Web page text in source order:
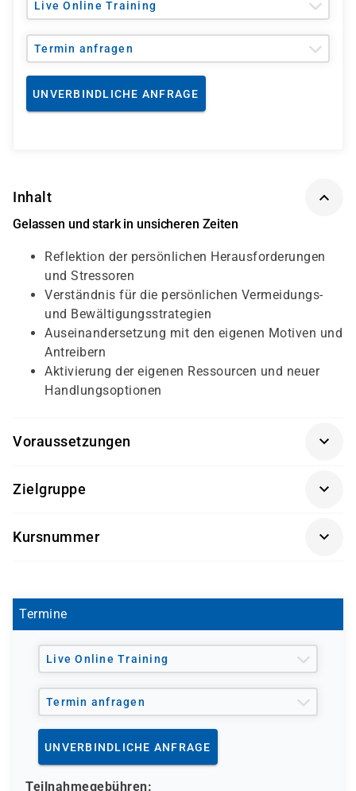
Live Online Training
Termin anfragen
UNVERBINDLICHE ANFRAGE
Inhalt
Gelassen und stark in unsicheren Zeiten
Reflektion der persönlichen Herausforderungen
und Stressoren
Verständnis für die persönlichen Vermeidungs-
und Bewältigungsstrategien
Auseinandersetzung mit den eigenen Motiven und
Antreibern
Aktivierung der eigenen Ressourcen und neuer
Handlungsoptionen
Voraussetzungen
folgende Vorkenntnisse mitbringen:
Zielgruppe
Fach- und Führungskräfte, die im Umgang mit
Kursnummer
Termine
Live Online Training
Termin anfragen
UNVERBINDLICHE ANFRAGE
Teilnahmegebühren: